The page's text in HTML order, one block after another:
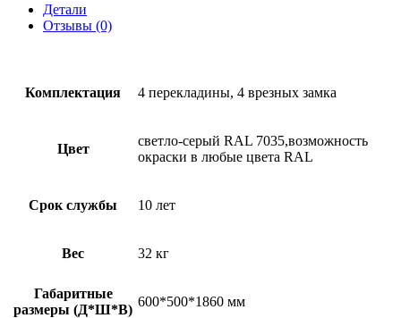
Детали
Отзывы (0)
Комплектация 4 перекладины, 4 врезных замка
Цвет
светло-серый RAL 7035,возможность
окраски в любые цвета RAL
Срок службы 10 лет
Вес 32 кг
Габаритные
размеры (Д*Ш*В)
600*500*1860 мм